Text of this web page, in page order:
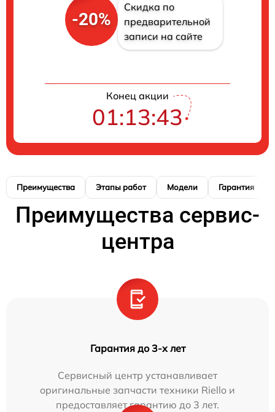
-20%
Скидка по
предварительной
записи на сайте
Конец акции
01:13:42
Преимущества Этапы работ Модели Гарантия
Преимущества сервис-
центра
Гарантия до 3-х лет
Сервисный центр устанавливает
оригинальные запчасти техники Riello и
предоставляет гарантию до 3 лет.